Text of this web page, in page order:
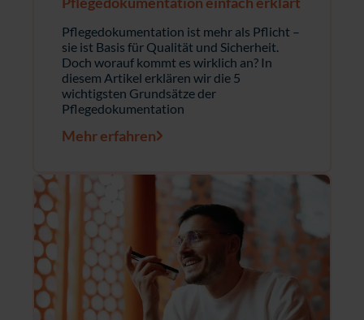
Pflegedokumentation ist mehr als Pflicht –
sie ist Basis für Qualität und Sicherheit.
Doch worauf kommt es wirklich an? In
diesem Artikel erklären wir die 5
wichtigsten Grundsätze der
Pflegedokumentation
Mehr erfahren